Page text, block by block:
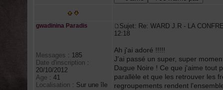
gwadinina Paradis
Messages : 185
Date d'inscription :
20/10/2012
Age : 41
Localisation : Sur une île
Sujet: Re: WARD J.R - LA
12:18
Ah j'ai adoré !!!!!
J'ai passé un super, super
Dague Noire ! Ce que j'aime tout
parallèle et que les retrouver les
regroupements rendent